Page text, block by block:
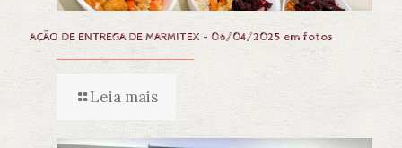
AÇÃO DE ENTREGA DE MARMITEX – 06/04/2025 em fotos
Leia mais